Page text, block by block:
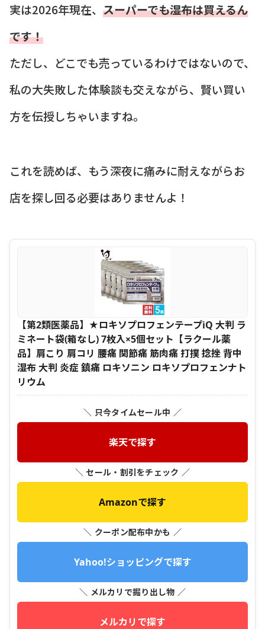
実は2026年現在、 スーパーでも湿布は買えるん
です！
ただし、どこでも売っているわけではないので、
私の大失敗した体験談も交えながら、賢い買い
方を伝授しちゃいますね。
これを読めば、もう深夜に痛みに耐えながらお
店を探し回る必要はありませんよ！
【第2類医薬品】★ロキソプロフェンテープiQ 大判 ラ
ミネート袋(箱なし) 7枚入×5個セット【ラクール薬
品】肩こり 肩コリ 腰痛 関節痛 筋肉痛 打撲 捻挫 背中
湿布 大判 炎症 鎮痛 ロキソニン ロキソプロフェンナト
リウム
＼ 只今タイムセール中 ／
楽天で探す
＼ セール・割引をチェック ／
Amazonで探す
＼ クーポン配布中かも ／
Yahoo!ショッピングで探す
＼ メルカリで掘り出し物 ／
メルカリで探す